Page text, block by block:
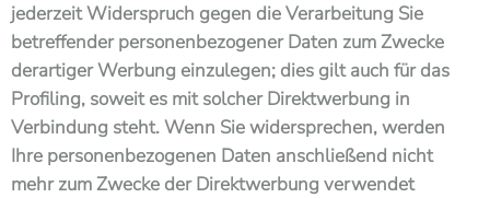
jederzeit Widerspruch gegen die Verarbeitung Sie
betreffender personenbezogener Daten zum Zwecke
derartiger Werbung einzulegen; dies gilt auch für das
Profiling, soweit es mit solcher Direktwerbung in
Verbindung steht. Wenn Sie widersprechen, werden
Ihre personenbezogenen Daten anschließend nicht
mehr zum Zwecke der Direktwerbung verwendet